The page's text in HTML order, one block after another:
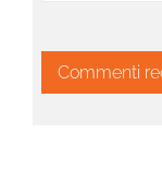
Commenti